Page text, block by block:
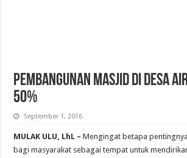
PEMBANGUNAN MASJID DI DESA
50%
September 1, 2016
MULAK ULU, LhL – Mengingat betapa
bagi masyarakat sebagai tempat untuk